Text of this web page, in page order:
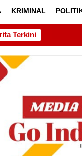
KRIMINAL
Terkini